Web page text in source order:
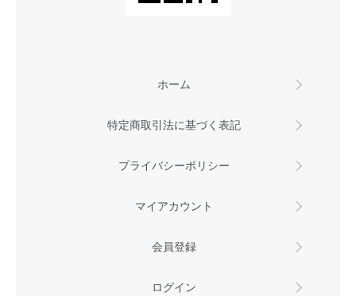
ホーム
特定商取引法に基づく表記
プライバシーポリシー
マイアカウント
会員登録
ログイン